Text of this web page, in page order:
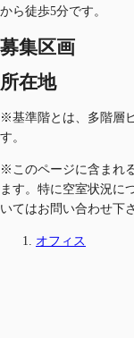
から徒歩5分です。
募集区画
所在地
※基準階とは、多階層
す。
※このページに含まれ
ます。特に空室状況に
いてはお問い合わせ下
オフィス